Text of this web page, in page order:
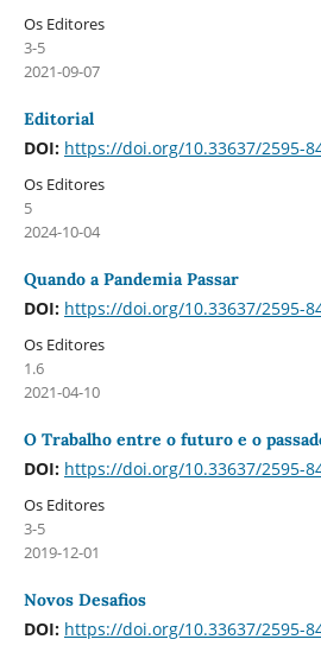
Os Editores
3-5
2021-09-07
Editorial
DOI: https://doi.org/10.33637/2595-
Os Editores
5
2024-10-04
Quando a Pandemia Passar
DOI: https://doi.org/10.33637/2595-
Os Editores
1.6
2021-04-10
O Trabalho entre o futuro e o
DOI: https://doi.org/10.33637/2595-
Os Editores
3-5
2019-12-01
Novos Desafios
DOI: https://doi.org/10.33637/2595-